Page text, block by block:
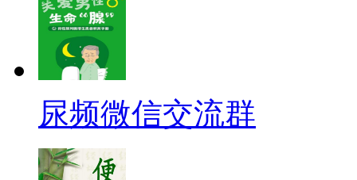
尿频微信交流群